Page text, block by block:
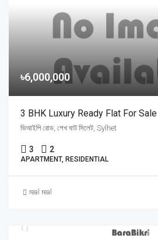
৳6,000,000
ভিআইপি রোড, শেখ ঘাট সিলেট, Sylhet
3 2
APARTMENT, RESIDENTIAL
real real